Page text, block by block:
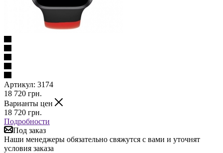
Артикул: 3174
18 720 грн.
Варианты цен
18 720 грн.
Подробности
Под заказ
Наши менеджеры обязательно свяжутся с вами и уточнят
условия заказа